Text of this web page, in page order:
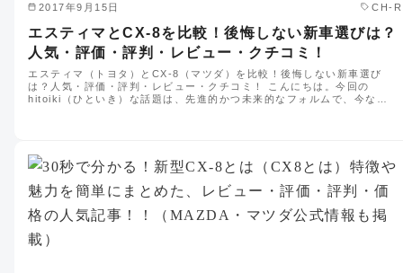
2017年9月15日 CH-R
エスティマとCX-8を比較！後悔しない新車選びは？
人気・評価・評判・レビュー・クチコミ！
エスティマ（トヨタ）とCX-8（マツダ）を比較！後悔しない新車選び
は？人気・評価・評判・レビュー・クチコミ！ こんにちは。今回の
hitoiki（ひといき）な話題は、先進的かつ未来的なフォルムで、今な…